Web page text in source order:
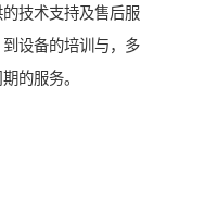
技术支持及售后服
设备的培训与，多
的服务。